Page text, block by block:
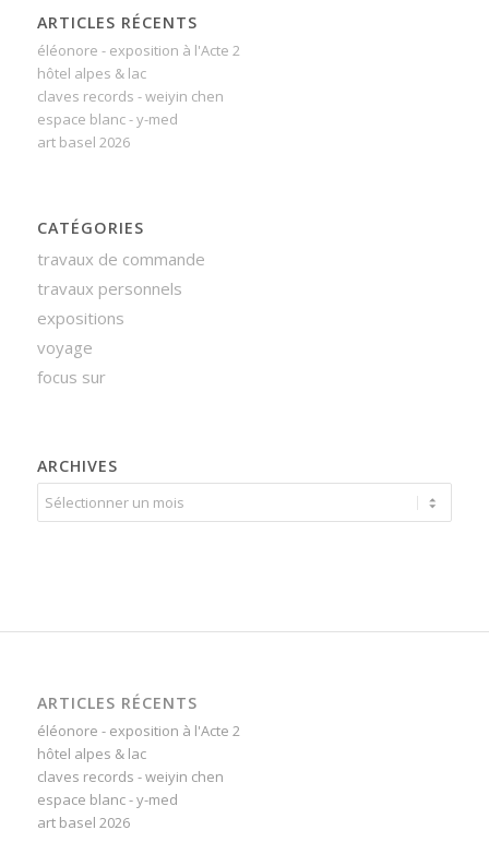
ARTICLES RÉCENTS
éléonore - exposition à l'Acte 2
hôtel alpes & lac
claves records - weiyin chen
espace blanc - y-med
art basel 2026
CATÉGORIES
travaux de commande
travaux personnels
expositions
voyage
focus sur
ARCHIVES
ARTICLES RÉCENTS
éléonore - exposition à l'Acte 2
hôtel alpes & lac
claves records - weiyin chen
espace blanc - y-med
art basel 2026